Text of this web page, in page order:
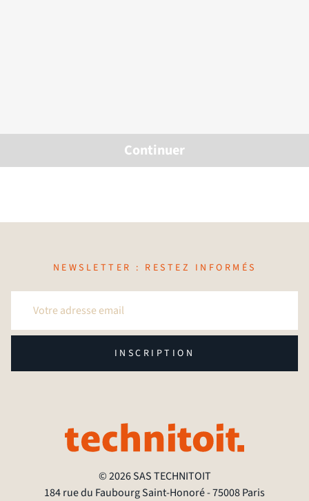
Continuer
NEWSLETTER : RESTEZ INFORMÉS
INSCRIPTION
© 2026 SAS TECHNITOIT
184 rue du Faubourg Saint-Honoré - 75008 Paris